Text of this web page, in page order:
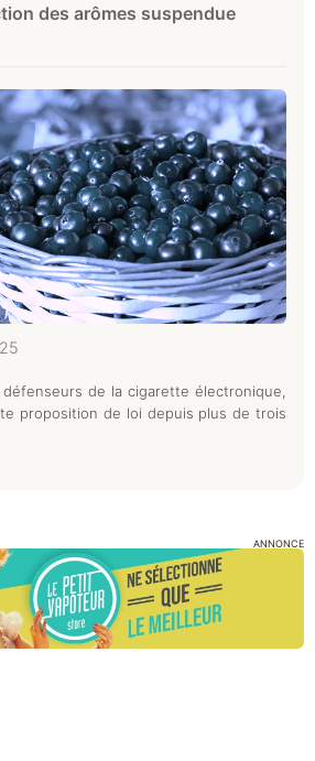
des arômes suspendue
de la cigarette électronique,
proposition de loi depuis plus de trois
ANNONCE